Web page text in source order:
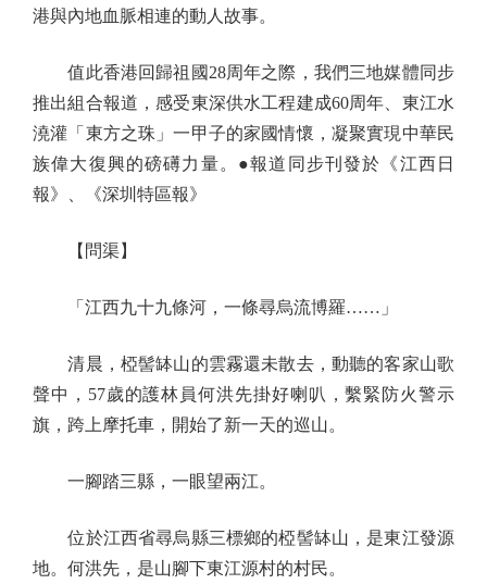
港與內地血脈相連的動人故事。
值此香港回歸祖國28周年之際，我們三地媒體同步
推出組合報道，感受東深供水工程建成60周年、東江水
澆灌「東方之珠」一甲子的家國情懷，凝聚實現中華民
族偉大復興的磅礡力量。●報道同步刊發於《江西日
報》、《深圳特區報》
【問渠】
「江西九十九條河，一條尋烏流博羅……」
清晨，椏髻缽山的雲霧還未散去，動聽的客家山歌
聲中，57歲的護林員何洪先掛好喇叭，繫緊防火警示
旗，跨上摩托車，開始了新一天的巡山。
一腳踏三縣，一眼望兩江。
位於江西省尋烏縣三標鄉的椏髻缽山，是東江發源
地。何洪先，是山腳下東江源村的村民。